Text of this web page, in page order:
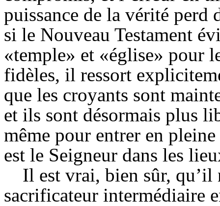
puissance de la vérité perd
si le Nouveau Testament
«temple» et «église» pour
fidèles, il ressort
que les croyants sont
et ils sont désormais plus
même pour entrer en
est le Seigneur dans les
Il est vrai, bien sûr, qu’il
sacrificateur intermédiaire